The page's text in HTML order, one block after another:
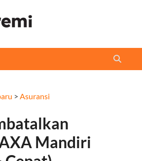
> Asuransi
Mandiri